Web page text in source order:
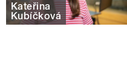
Kateřina
Kubíčková